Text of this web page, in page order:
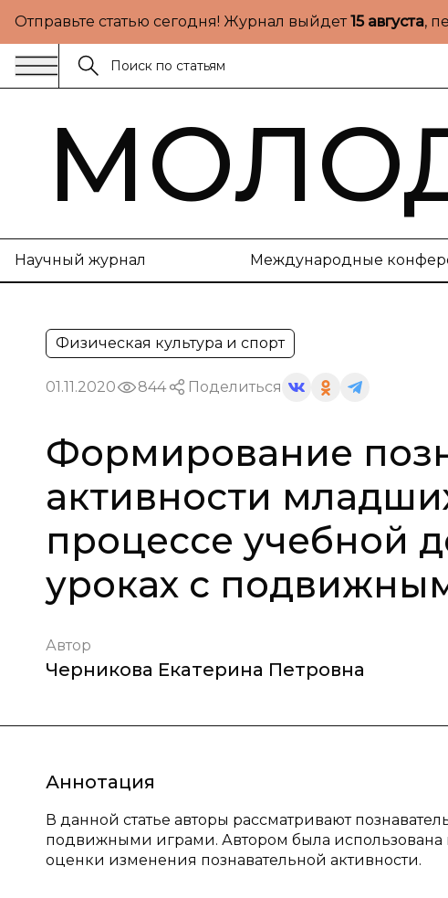
Отправьте статью сегодня! Журнал выйдет15 августа,
Научный журнал Международные
Физическая культура и спорт
01.11.2020 844 Поделиться
Формирование
активности
процессе учебной
уроках с
Автор
Черникова Екатерина Петровна
Аннотация
В данной статье авторы рассматривают
подвижными играми. Автором была
оценки изменения познавательной активности.